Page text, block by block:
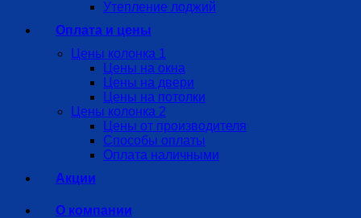
Утепление лоджий
Оплата и цены
Цены колонка 1
Цены на окна
Цены на двери
Цены на потолки
Цены колонка 2
Цены от производителя
Способы оплаты
Оплата наличными
Акции
О компании